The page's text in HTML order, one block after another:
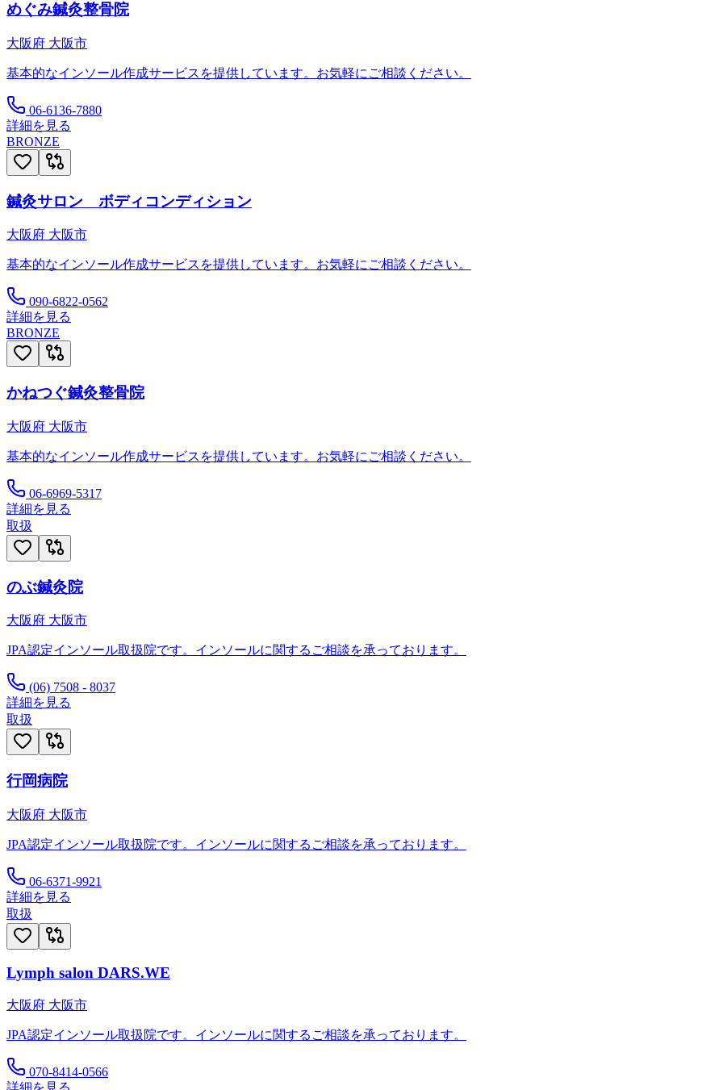
めぐみ鍼灸整骨院
大阪府 大阪市
基本的なインソール作成サービスを提供しています。お気軽にご相談ください。
06-6136-7880
詳細を見る
BRONZE
鍼灸サロン ボディコンディション
大阪府 大阪市
基本的なインソール作成サービスを提供しています。お気軽にご相談ください。
090-6822-0562
詳細を見る
BRONZE
かねつぐ鍼灸整骨院
大阪府 大阪市
基本的なインソール作成サービスを提供しています。お気軽にご相談ください。
06-6969-5317
詳細を見る
取扱
のぶ鍼灸院
大阪府 大阪市
JPA認定インソール取扱院です。インソールに関するご相談を承っております。
(06) 7508 - 8037
詳細を見る
取扱
行岡病院
大阪府 大阪市
JPA認定インソール取扱院です。インソールに関するご相談を承っております。
06-6371-9921
詳細を見る
取扱
Lymph salon DARS.WE
大阪府 大阪市
JPA認定インソール取扱院です。インソールに関するご相談を承っております。
070-8414-0566